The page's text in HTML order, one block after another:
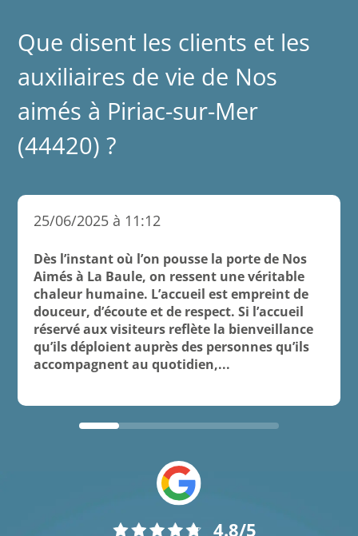
Que disent les clients et les
auxiliaires de vie de Nos
aimés à Piriac-sur-Mer
(44420) ?
25/06/2025 à 11:12
Dès l’instant où l’on pousse la porte de Nos
Aimés à La Baule, on ressent une véritable
chaleur humaine. L’accueil est empreint de
douceur, d’écoute et de respect. Si l’accueil
réservé aux visiteurs reflète la bienveillance
qu’ils déploient auprès des personnes qu’ils
accompagnent au quotidien,...
4.8/5